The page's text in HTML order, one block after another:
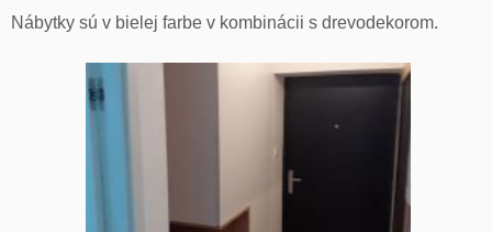
Nábytky sú v bielej farbe v kombinácii s drevodekorom.